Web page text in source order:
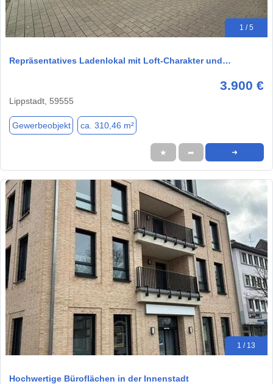
1 / 5
Repräsentatives Ladenlokal mit Loft-Charakter und…
3.900 €
Lippstadt, 59555
Gewerbeobjekt ca. 310,46 m²
★ ➦ ➜
1 / 13
Hochwertige Büroflächen in der Innenstadt